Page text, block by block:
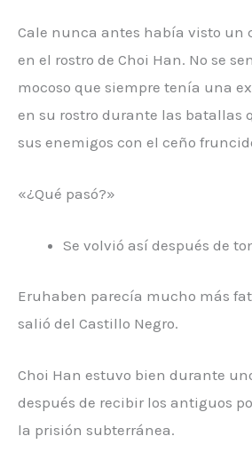
Cale nunca antes había visto un
en el rostro de Choi Han. No se
mocoso que siempre tenía una
en su rostro durante las batallas
sus enemigos con el ceño
«¿Qué pasó?»
Se volvió así después de
Eruhaben parecía mucho más
salió del Castillo Negro.
Choi Han estuvo bien durante
después de recibir los antiguos
la prisión subterránea.